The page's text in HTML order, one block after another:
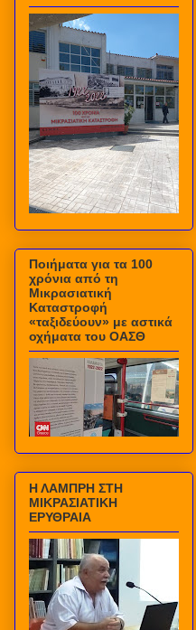
Ποιήματα για τα 100
χρόνια από τη
Μικρασιατική
Καταστροφή
«ταξιδεύουν» με αστικά
οχήματα του ΟΑΣΘ
Η ΛΑΜΠΡΗ ΣΤΗ
ΜΙΚΡΑΣΙΑΤΙΚΗ
ΕΡΥΘΡΑΙΑ